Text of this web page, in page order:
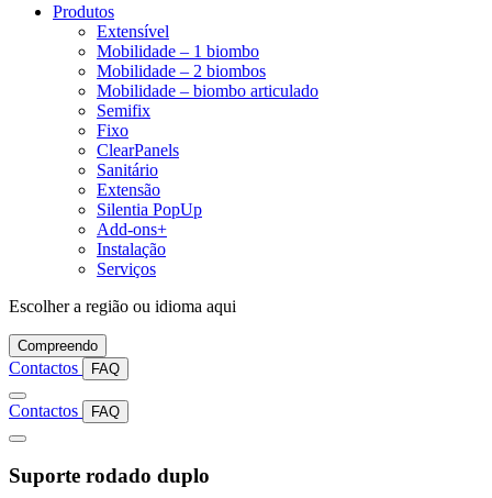
Produtos
Extensível
Mobilidade – 1 biombo
Mobilidade – 2 biombos
Mobilidade – biombo articulado
Semifix
Fixo
ClearPanels
Sanitário
Extensão
Silentia PopUp
Add-ons+
Instalação
Serviços
Escolher a região ou idioma aqui
Compreendo
Contactos FAQ
Contactos FAQ
Suporte rodado duplo